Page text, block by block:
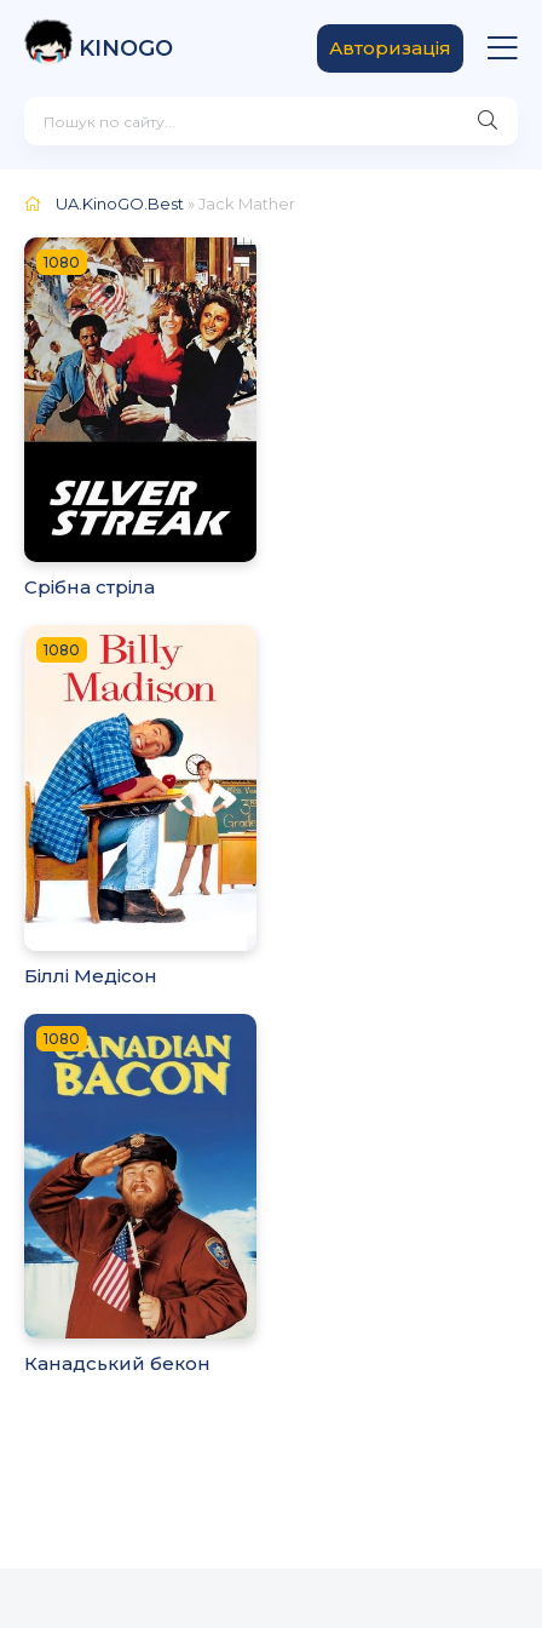
KINOGO Авторизація
UA.KinoGO.Best » Jack Mather
1080
Срібна стріла
1080
Біллі Медісон
1080
Канадський бекон